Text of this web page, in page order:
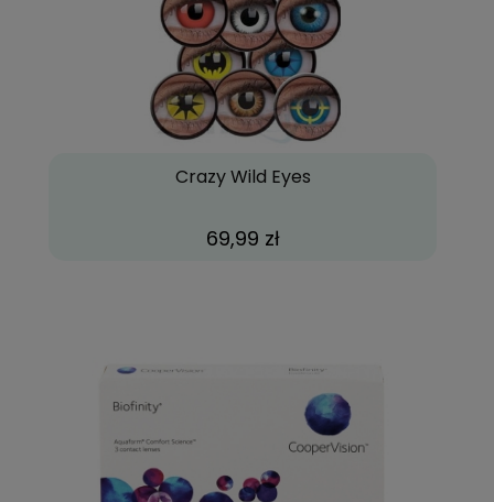
Crazy Wild Eyes
69,99 zł